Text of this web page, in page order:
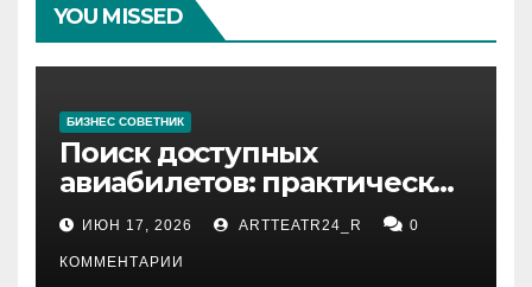
YOU MISSED
БИЗНЕС СОВЕТНИК
Поиск доступных
авиабилетов: практические
рекомендации
ИЮН 17, 2026 ARTTEATR24_R 0
КОММЕНТАРИИ